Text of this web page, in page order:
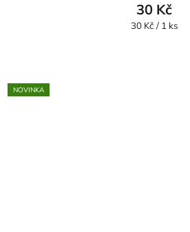
30 Kč
Měrná
30 Kč / 1 ks
NOVINKA